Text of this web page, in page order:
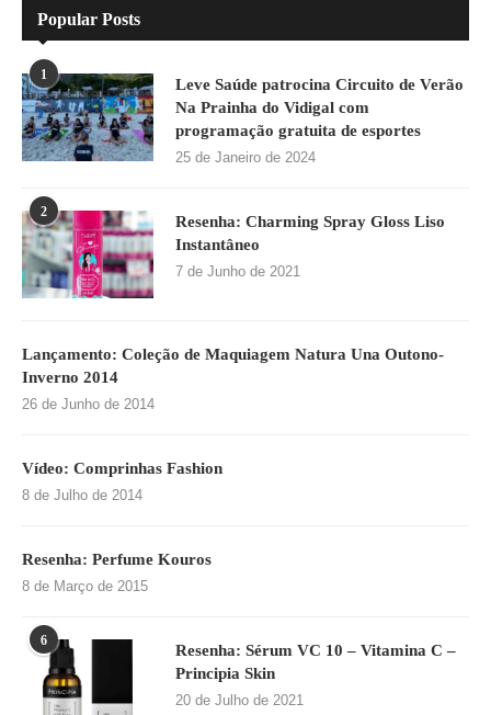
Popular Posts
1
Leve Saúde patrocina Circuito de Verão
Na Prainha do Vidigal com
programação gratuita de esportes
25 de Janeiro de 2024
2
Resenha: Charming Spray Gloss Liso
Instantâneo
7 de Junho de 2021
Lançamento: Coleção de Maquiagem Natura Una Outono-
Inverno 2014
26 de Junho de 2014
Vídeo: Comprinhas Fashion
8 de Julho de 2014
Resenha: Perfume Kouros
8 de Março de 2015
6
Resenha: Sérum VC 10 – Vitamina C –
Principia Skin
20 de Julho de 2021